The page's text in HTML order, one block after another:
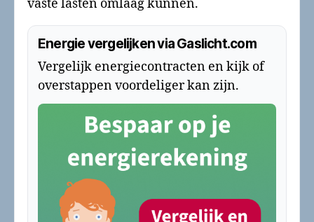
vaste lasten omlaag kunnen.
Energie vergelijken via Gaslicht.com
Vergelijk energiecontracten en kijk of
overstappen voordeliger kan zijn.